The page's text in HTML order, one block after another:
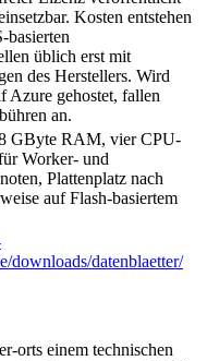
Kosten entstehen
üblich erst mit
des Herstellers. Wird
Azure gehostet, fallen
an.
GByte RAM, vier CPU-
Worker- und
Plattenplatz nach
auf Flash-basiertem
downloads/datenblaetter/
orts einem technischen